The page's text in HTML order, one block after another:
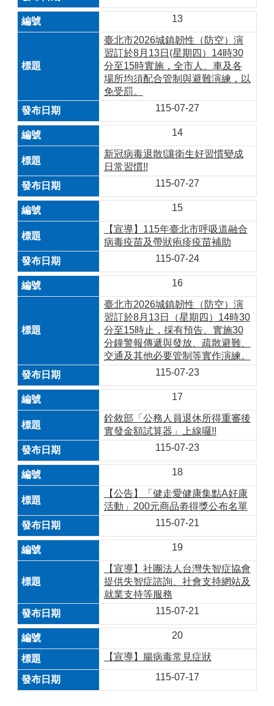
13
臺北市2026城鎮韌性（防空）演
習訂於8月13日(星期四）14時30
分至15時實施，全市人、車及各
場所均須配合管制與避難演練，以
免受罰。
115-07-27
14
新冠病毒退散!讓衛生好習慣變成
日常習慣!!
115-07-27
15
【宣導】115年臺北市呼吸道融合
病毒疫苗及帶狀疱疹疫苗補助
115-07-24
16
臺北市2026城鎮韌性（防空）演
習訂於8月13日（星期四）14時30
分至15時止，採有預告、實施30
分鐘警報傳遞與發放、疏散避難、
交通及其他必要管制等實作演練。
115-07-23
17
銓敘部「公務人員退休所得重審後
實發金額試算器」上線囉!!
115-07-23
18
【公告】「健走愛健康集點A好康
活動」200元商品劵得獎公布名單
115-07-21
19
【宣導】社團法人台灣失智症協會
提供失智症諮詢、社會支持網站及
就業支持等服務
115-07-21
20
【宣導】腸病毒常見症狀
115-07-17